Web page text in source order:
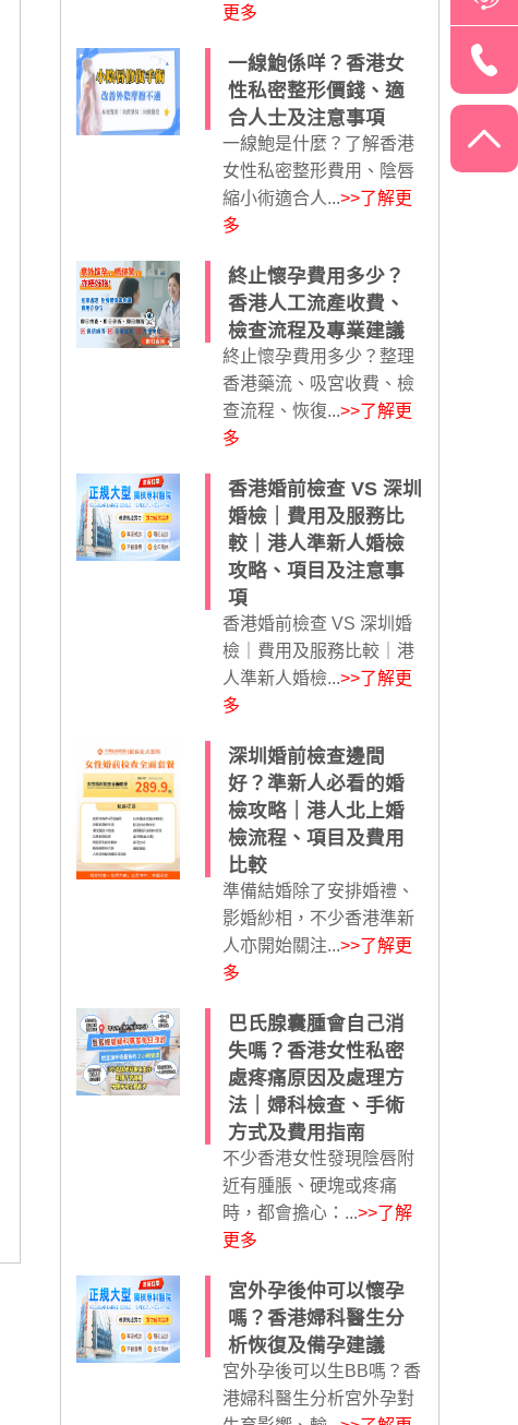
更多
一線鮑係咩？香港女
性私密整形價錢、適
合人士及注意事項
一線鮑是什麼？了解香港
女性私密整形費用、陰唇
縮小術適合人...>>了解更
多
終止懷孕費用多少？
香港人工流產收費、
檢查流程及專業建議
終止懷孕費用多少？整理
香港藥流、吸宮收費、檢
查流程、恢復...>>了解更
多
香港婚前檢查 VS 深圳
婚檢｜費用及服務比
較｜港人準新人婚檢
攻略、項目及注意事
項
香港婚前檢查 VS 深圳婚
檢｜費用及服務比較｜港
人準新人婚檢...>>了解更
多
深圳婚前檢查邊間
好？準新人必看的婚
檢攻略｜港人北上婚
檢流程、項目及費用
比較
準備結婚除了安排婚禮、
影婚紗相，不少香港準新
人亦開始關注...>>了解更
多
巴氏腺囊腫會自己消
失嗎？香港女性私密
處疼痛原因及處理方
法｜婦科檢查、手術
方式及費用指南
不少香港女性發現陰唇附
近有腫脹、硬塊或疼痛
時，都會擔心：...>>了解
更多
宮外孕後仲可以懷孕
嗎？香港婦科醫生分
析恢復及備孕建議
宮外孕後可以生BB嗎？香
港婦科醫生分析宮外孕對